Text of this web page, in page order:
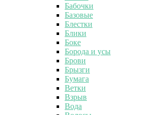
Бабочки
Базовые
Блестки
Блики
Боке
Борода и усы
Брови
Брызги
Бумага
Ветки
Взрыв
Вода